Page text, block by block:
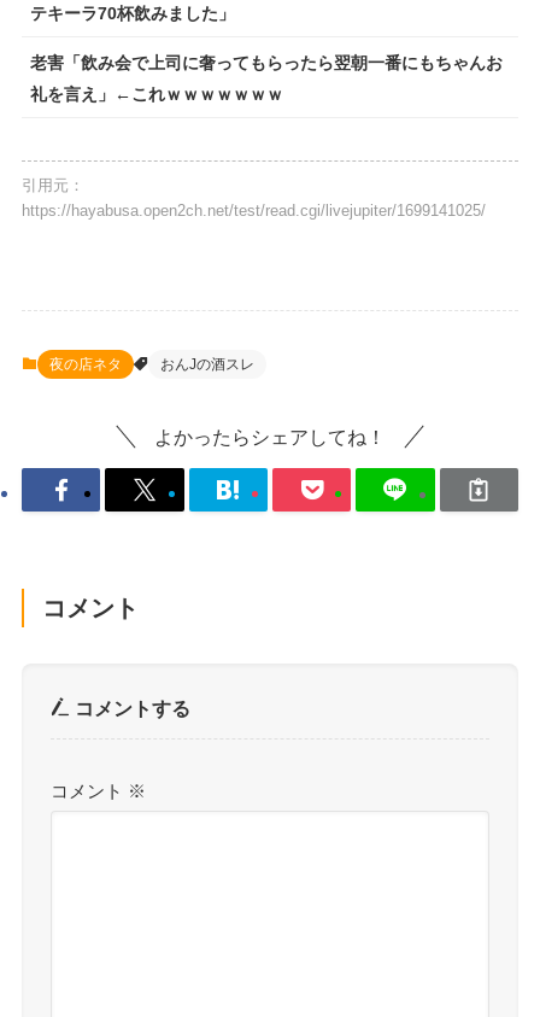
テキーラ70杯飲みました」
老害「飲み会で上司に奢ってもらったら翌朝一番にもちゃんお
礼を言え」←これｗｗｗｗｗｗｗ
引用元：
https://hayabusa.open2ch.net/test/read.cgi/livejupiter/1699141025/
夜の店ネタ おんJの酒スレ
よかったらシェアしてね！
コメント
コメントする
コメント ※